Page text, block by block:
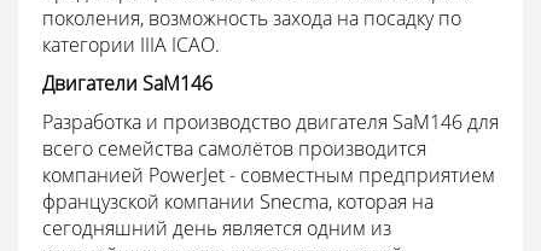
поколения, возможность захода на посадку по
категории IIIA ICAO.
Двигатели SaM146
Разработка и производство двигателя SаM146 для
всего семейства самолётов производится
компанией PowerJet - совместным предприятием
французской компании Snecma, которая на
сегодняшний день является одним из